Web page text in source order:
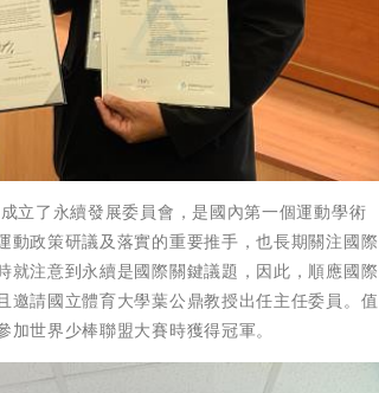
立了永續發展委員會，是國內第一個運動學術
政策研議及落實的重要推手，也長期關注國際
注意到永續是國際關鍵議題，因此，順應國際
邀請國立體育大學葉公鼎教授出任主任委員。值
世界少棒聯盟大賽時獲得冠軍。